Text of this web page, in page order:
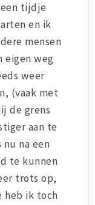
tijdje
en ik
mensen
eigen weg
weer
(vaak met
de grens
aan te
nu na een
te kunnen
trots op,
heb ik toch